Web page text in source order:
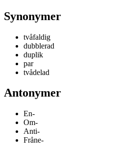
Synonymer
tvåfaldig
dubblerad
duplik
par
tvådelad
Antonymer
En-
Om-
Anti-
Fråne-